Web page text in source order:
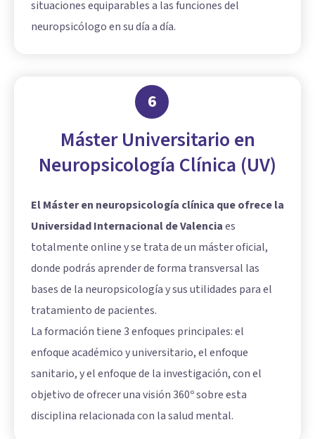
situaciones equiparables a las funciones del
neuropsicólogo en su día a día.
6
Máster Universitario en
Neuropsicología Clínica (UV)
El Máster en neuropsicología clínica que ofrece la
Universidad Internacional de Valenciaes
totalmente online y se trata de un máster oficial,
donde podrás aprender de forma transversal las
bases de la neuropsicología y sus utilidades para el
tratamiento de pacientes.
La formación tiene 3 enfoques principales: el
enfoque académico y universitario, el enfoque
sanitario, y el enfoque de la investigación, con el
objetivo de ofrecer una visión 360º sobre esta
disciplina relacionada con la salud mental.